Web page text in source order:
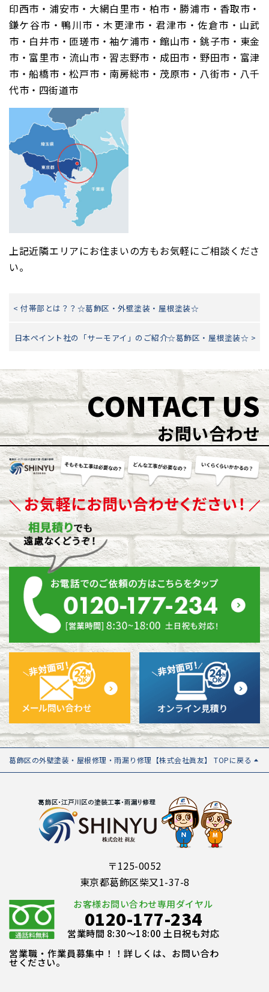
印西市・浦安市・大網白里市・柏市・勝浦市・香取市・
鎌ケ谷市・鴨川市・木更津市・君津市・佐倉市・山武
市・白井市・匝瑳市・袖ケ浦市・館山市・銚子市・東金
市・富里市・流山市・習志野市・成田市・野田市・富津
市・船橋市・松戸市・南房総市・茂原市・八街市・八千
代市・四街道市
上記近隣エリアにお住まいの方もお気軽にご相談くださ
い。
< 付帯部とは？？☆葛飾区・外壁塗装・屋根塗装☆
日本ペイント社の「サーモアイ」のご紹介☆葛飾区・屋根塗装☆ >
CONTACT US
お問い合わせ
葛飾区の外壁塗装・屋根修理・雨漏り修理【株式会社眞友】 TOPに戻る
〒125-0052
東京都葛飾区柴又1-37-8
お客様お問い合わせ専用ダイヤル
0120-177-234
営業時間 8:30～18:00 土日祝も対応
営業職・作業員募集中！！詳しくは、お問い合わ
せください。